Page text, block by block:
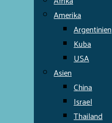
Amerika
Argentinien
Kuba
USA
Asien
China
Israel
Thailand